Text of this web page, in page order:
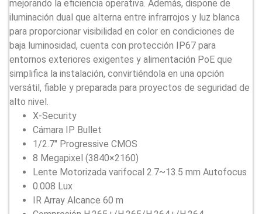
mejorando la eficiencia operativa. Además, dispone de
iluminación dual que alterna entre infrarrojos y luz blanca
para proporcionar visibilidad en color en condiciones de
baja luminosidad, cuenta con protección IP67 para
entornos exteriores exigentes y alimentación PoE que
simplifica la instalación, convirtiéndola en una opción
versátil, fiable y preparada para proyectos de seguridad de
alto nivel.
X-Security
Cámara IP Bullet
1/2.7″ Progressive CMOS
8 Megapixel (3840×2160)
Lente Motorizada varifocal 2.7~13.5 mm Autofocus
0.008 Lux
IR Array Alcance 60 m